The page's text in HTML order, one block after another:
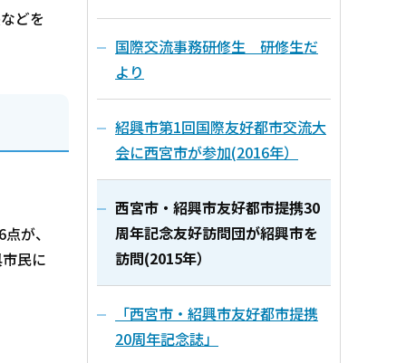
どを
が、
民に
国際交流事務研修生 研修生だ
より
紹興市第1回国際友好都市交流大
会に西宮市が参加(2016年）
西宮市・紹興市友好都市提携30
周年記念友好訪問団が紹興市を
訪問(2015年）
「西宮市・紹興市友好都市提携
20周年記念誌」